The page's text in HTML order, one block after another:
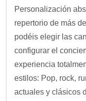
Personalización
repertorio de más
podéis elegir las
configurar el
experiencia
estilos: Pop, rock,
actuales y clásicos